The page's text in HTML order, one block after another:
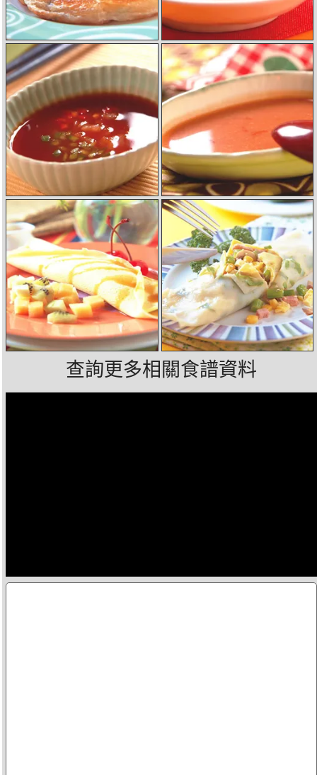
查詢更多相關食譜資料